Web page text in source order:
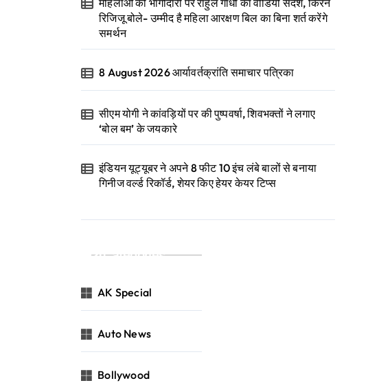
महिलाओं की भागीदारी पर राहुल गांधी का वीडियो संदेश, किरेन
रिजिजू बोले- उम्मीद है महिला आरक्षण बिल का बिना शर्त करेंगे
समर्थन
8 August 2026 आर्यावर्तक्रांति समाचार पत्रिका
सीएम योगी ने कांवड़ियों पर की पुष्पवर्षा, शिवभक्तों ने लगाए
‘बोल बम’ के जयकारे
इंडियन यूट्यूबर ने अपने 8 फीट 10 इंच लंबे बालों से बनाया
गिनीज वर्ल्ड रिकॉर्ड, शेयर किए हेयर केयर टिप्स
Categories
AK Special
Auto News
Bollywood